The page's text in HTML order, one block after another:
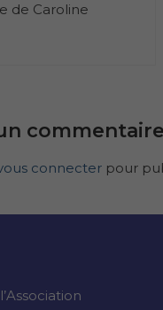
de Caroline
commentaire
connecter pour